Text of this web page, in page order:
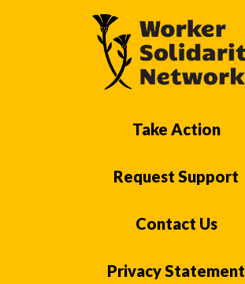
Take Action
Request Support
Contact Us
Privacy Statement